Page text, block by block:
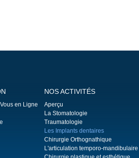
en Ligne
NOS ACTIVITÉS
Aperçu
La Stomatologie
Traumatologie
Les Implants dentaires
Chirurgie Orthognathique
L'articulation temporo-mandibulaire